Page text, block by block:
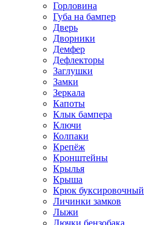
Горловина
Губа на бампер
Дверь
Дворники
Демфер
Дефлекторы
Заглушки
Замки
Зеркала
Капоты
Клык бампера
Ключи
Колпаки
Крепёж
Кронштейны
Крылья
Крыша
Крюк буксировочный
Личинки замков
Лыжи